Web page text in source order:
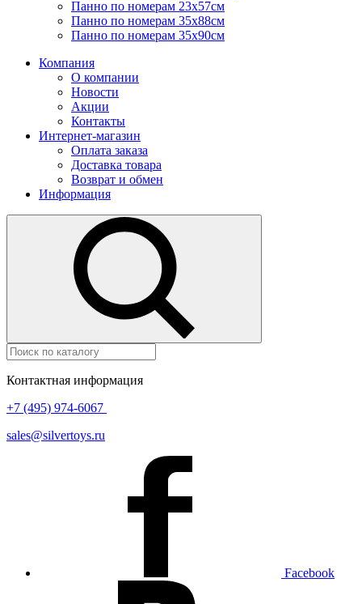
Панно по номерам 23х57см
Панно по номерам 35х88см
Панно по номерам 35х90см
Компания
О компании
Новости
Акции
Контакты
Интернет-магазин
Оплата заказа
Доставка товара
Возврат и обмен
Информация
Контактная информация
+7 (495) 974-6067
sales@silvertoys.ru
Facebook